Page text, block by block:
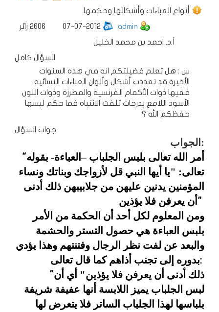
أنواع العباءات وأشكالها وحكمها
2606 زائر 07-07-2012
admin
أ.د. احمد بن محمد الخليل
السؤال كامل
س : هل تعلم فضيلتكم انه في هذه السنوات
الأخيرة قد تعددت أشكال وألوان العباءات النسائية
ففيها ذوات الأكمام الفرنسية والمطرزة وذوات اللون
الأسود اللامع بدرجات تلفت الانتباه فما حكم لبسها
حفظكم الله ؟
جواب السؤال
الجواب:
"أمر الله تعالى بلبس الجلباب –العباءة- بقوله
تعالى: "يا أيها النبي قل لأزواجك وبناتك ونساء
المؤمنين يدنين عليهن من جلابيبهن ذلك أدنى
أن يعرفن فلا يؤذين "
ومن المعلوم لكل أحد أن الحكمة من الأمر
بلبس العباءة هي حصول التستر والحشمة
والبعد عن لفت نظر الرجال وفتنتهم وهذا يؤدي
بدوره إلى تجنب أذاهم كما قال تعالى
:
"ذلك أدنى أن يعرفن فلا يؤذين" أي أن
لبس الجلباب يميز اللابسة أنها عفيفة شريفة
بلباسها لهذا الجلباب الساتر فلا يتعرض لها